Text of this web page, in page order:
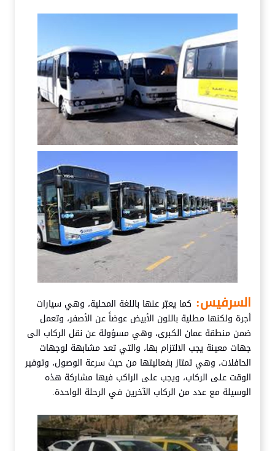
السرفيس: كما يعبّر عنها باللغة المحلية، وهي سيارات
أجرة ولكنها مطلية باللون الأبيض عوضاً عن الأصفر، وتعمل
ضمن منطقة عمان الكبرى، وهي مسؤولة عن نقل الركاب الى
جهات معينة يجب الالتزام بها، والتي تعد مشابهة لوجهات
الحافلات، وهي تمتاز بفعاليتها من حيث سرعة الوصول، وتوفير
الوقت على الركاب، ويجب على الراكب فيها مشاركة هذه
الوسيلة مع عدد من الركاب الآخرين في الرحلة الواحدة.